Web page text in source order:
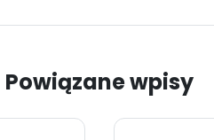
Powiązane wpisy